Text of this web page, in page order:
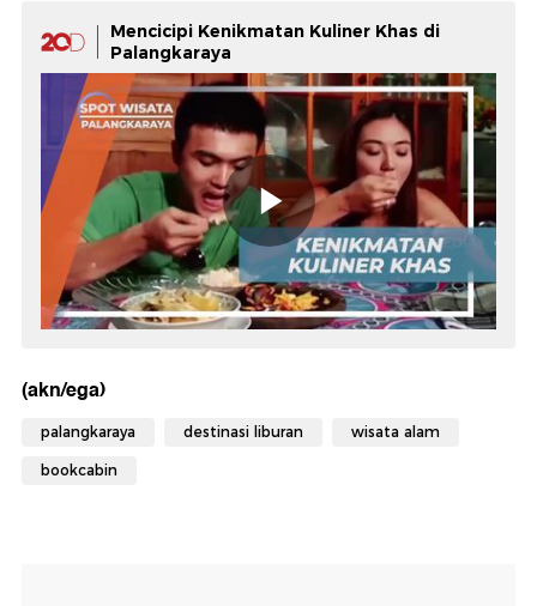
Mencicipi Kenikmatan Kuliner Khas di
Palangkaraya
(akn/ega)
palangkaraya destinasi liburan wisata alam
bookcabin